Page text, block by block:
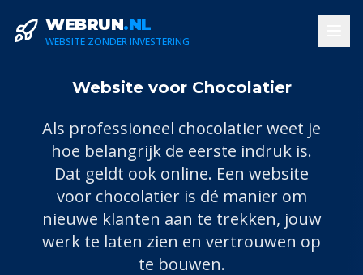
WEBRUN.NL
WEBSITE ZONDER INVESTERING
Website voor Chocolatier
Als professioneel chocolatierweet je
hoe belangrijk de eerste indruk is.
Dat geldt ook online. Een website
voor chocolatieris dé manier om
nieuwe klanten aan te trekken, jouw
werk te laten zien en vertrouwen op
te bouwen.